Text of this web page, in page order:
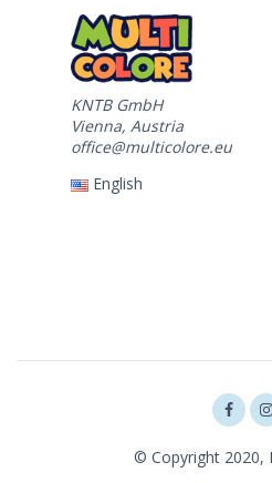
KNTB GmbH
Vienna, Austria
office@multicolore.eu
English
© Copyright 2020,